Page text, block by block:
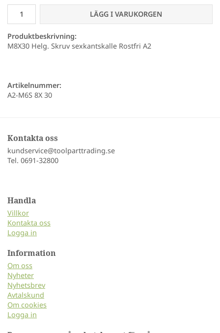
LÄGG I VARUKORGEN
Produktbeskrivning:
M8X30 Helg. Skruv sexkantskalle Rostfri A2
Artikelnummer:
A2-M6S 8X 30
Kontakta oss
kundservice@toolparttrading.se
Tel. 0691-32800
Handla
Villkor
Kontakta oss
Logga in
Information
Om oss
Nyheter
Nyhetsbrev
Avtalskund
Om cookies
Logga in